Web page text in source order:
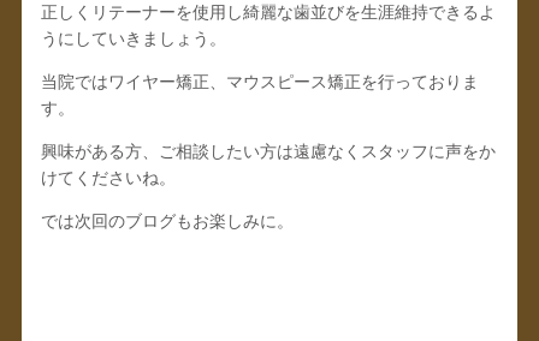
正しくリテーナーを使用し綺麗な歯並びを生涯維持できるよ
うにしていきましょう。
当院ではワイヤー矯正、マウスピース矯正を行っておりま
す。
興味がある方、ご相談したい方は遠慮なくスタッフに声をか
けてくださいね。
では次回のブログもお楽しみに。